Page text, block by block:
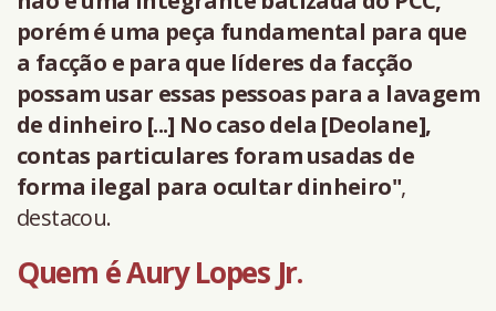
porém é uma peça fundamental para que
a facção e para que líderes da facção
possam usar essas pessoas para a lavagem
de dinheiro [...] No caso dela [Deolane],
contas particulares foram usadas de
forma ilegal para ocultar dinheiro",
destacou.
Quem é Aury Lopes Jr.